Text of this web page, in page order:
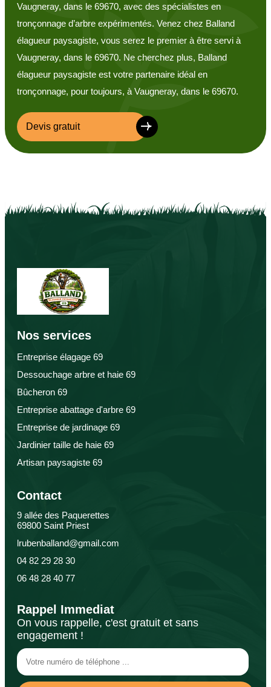
Vaugneray, dans le 69670, avec des spécialistes en
tronçonnage d’arbre expérimentés. Venez chez Balland
élagueur paysagiste, vous serez le premier à être servi à
Vaugneray, dans le 69670. Ne cherchez plus, Balland
élagueur paysagiste est votre partenaire idéal en
tronçonnage, pour toujours, à Vaugneray, dans le 69670.
Devis gratuit
Nos services
Entreprise élagage 69
Dessouchage arbre et haie 69
Bûcheron 69
Entreprise abattage d'arbre 69
Entreprise de jardinage 69
Jardinier taille de haie 69
Artisan paysagiste 69
Contact
9 allée des Paquerettes
69800 Saint Priest
lrubenballand@gmail.com
04 82 29 28 30
06 48 28 40 77
Rappel Immediat
On vous rappelle, c'est gratuit et sans
engagement !